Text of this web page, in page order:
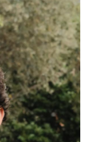
من
نحن
مدربون
ومتحدثون
سنوات
سابقة